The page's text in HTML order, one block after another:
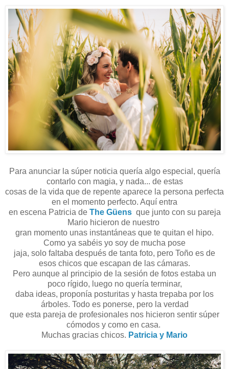
Para anunciar la súper noticia quería algo especial, quería
contarlo con magia, y nada... de estas
cosas de la vida que de repente aparece la persona perfecta
en el momento perfecto. Aquí entra
en escena Patricia de The Güens que junto con su pareja
Mario hicieron de nuestro
gran momento unas instantáneas que te quitan el hipo.
Como ya sabéis yo soy de mucha pose
jaja, solo faltaba después de tanta foto, pero Toño es de
esos chicos que escapan de las cámaras.
Pero aunque al principio de la sesión de fotos estaba un
poco rígido, luego no quería terminar,
daba ideas, proponía posturitas y hasta trepaba por los
árboles. Todo es ponerse, pero la verdad
que esta pareja de profesionales nos hicieron sentir súper
cómodos y como en casa.
Muchas gracias chicos. Patricia y Mario